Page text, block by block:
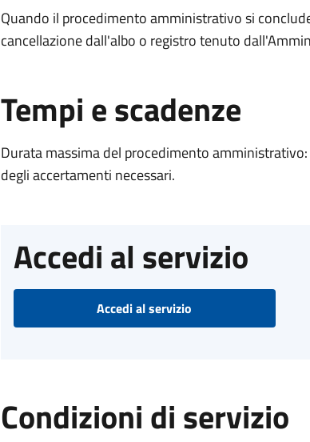
Quando il procedimento amministrativo si
cancellazione dall'albo o registro tenuto
Tempi e scadenze
Durata massima del procedimento
degli accertamenti necessari.
Accedi al servizio
Accedi al servizio
Condizioni di servizio